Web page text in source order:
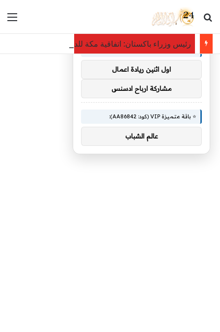
بحث عن
رئيس وزراء باكستان: اتفاقية مكة للدفاع المشترك محطة
🚀 توصيات :
⭐ باقة متميزة VIP (كود: AA38045):
اول اثنين ريادة اعمال
مشاركة ارباح ادسنس
⭐ باقة متميزة VIP (كود: AA86842):
عالم الشباب